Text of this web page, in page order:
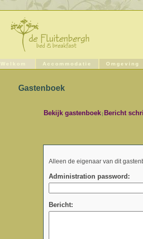
Welkom Accommodatie Omgeving
Gastenboek
Bekijk gastenboek| Bericht
Alleen de eigenaar van dit
Administration password:
Bericht: